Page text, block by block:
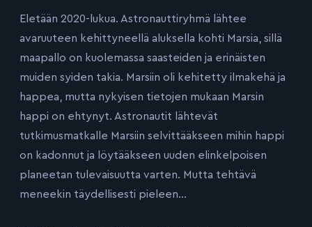
Eletään 2020-lukua. Astronauttiryhmä lähtee
avaruuteen kehittyneellä aluksella kohti Marsia, sillä
maapallo on kuolemassa saasteiden ja erinäisten
muiden syiden takia. Marsiin oli kehitetty ilmakehä ja
happea, mutta nykyisen tietojen mukaan Marsin
happi on ehtynyt. Astronautit lähtevät
tutkimusmatkalle Marsiin selvittääkseen mihin happi
on kadonnut ja löytääkseen uuden elinkelpoisen
planeetan tulevaisuutta varten. Mutta tehtävä
meneekin täydellisesti pieleen…